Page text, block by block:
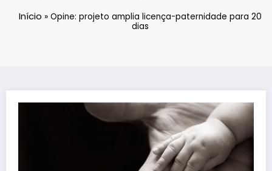
Início » Opine: projeto amplia licença-paternidade para 20
dias